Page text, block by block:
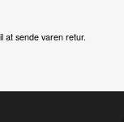
at sende varen retur.